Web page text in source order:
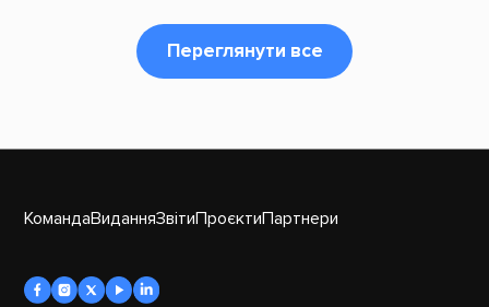
Переглянути все
КомандаВиданняЗвітиПроєктиПартнери